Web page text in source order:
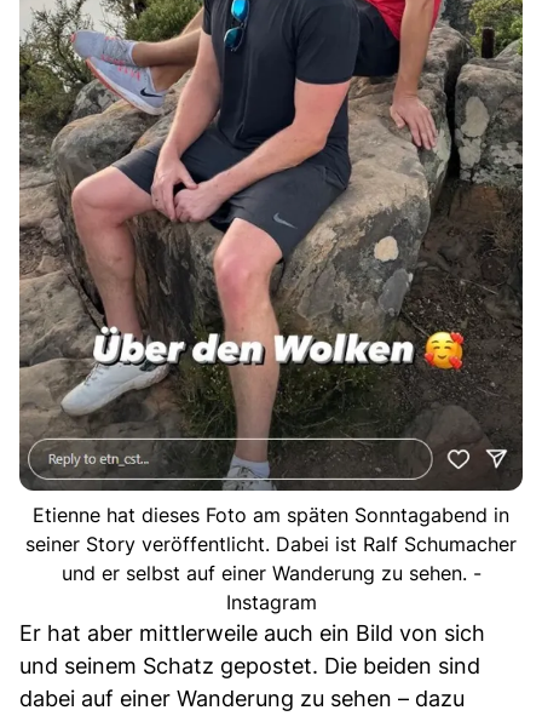
Etienne hat dieses Foto am späten Sonntagabend in
seiner Story veröffentlicht. Dabei ist Ralf Schumacher
und er selbst auf einer Wanderung zu sehen. -
Instagram
Er hat aber mittlerweile auch ein Bild von sich
und seinem Schatz gepostet. Die beiden sind
dabei auf einer Wanderung zu sehen – dazu